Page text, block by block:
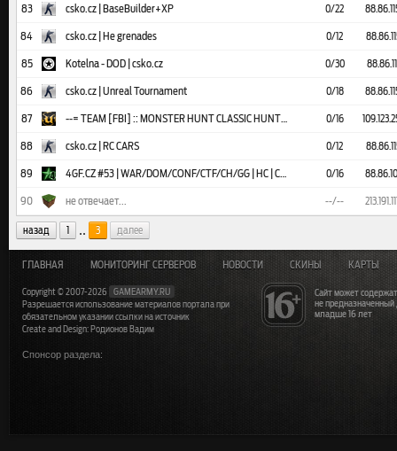
83 csko.cz | BaseBuilder+XP 0/22
84 csko.cz | He grenades 0/12
85 Kotelna - DOD | csko.cz 0/30
86 csko.cz | Unreal Tournament 0/18
87 --= TEAM [FBI] :: MONSTER HUNT CLASSIC HUNT! =- 0/16
88 csko.cz | RC CARS 0/12
89 4GF.CZ #53 | WAR/DOM/CONF/CTF/CH/GG | HC | Cracked 0/16
90 не отвечает... --/--
назад 1 .. 3 далее
Сайт может
не
младше 16 лет
ГЛАВНАЯ МОНИТОРИНГ СЕРВЕРОВ НОВОСТИ СКИНЫ КАРТЫ
Copyright © 2007-2026
GAMEARMY.RU
Разрешается использование материалов портала при
обязательном указании ссылки на источник
Create and Design: Родионов Вадим
Спонсор раздела: